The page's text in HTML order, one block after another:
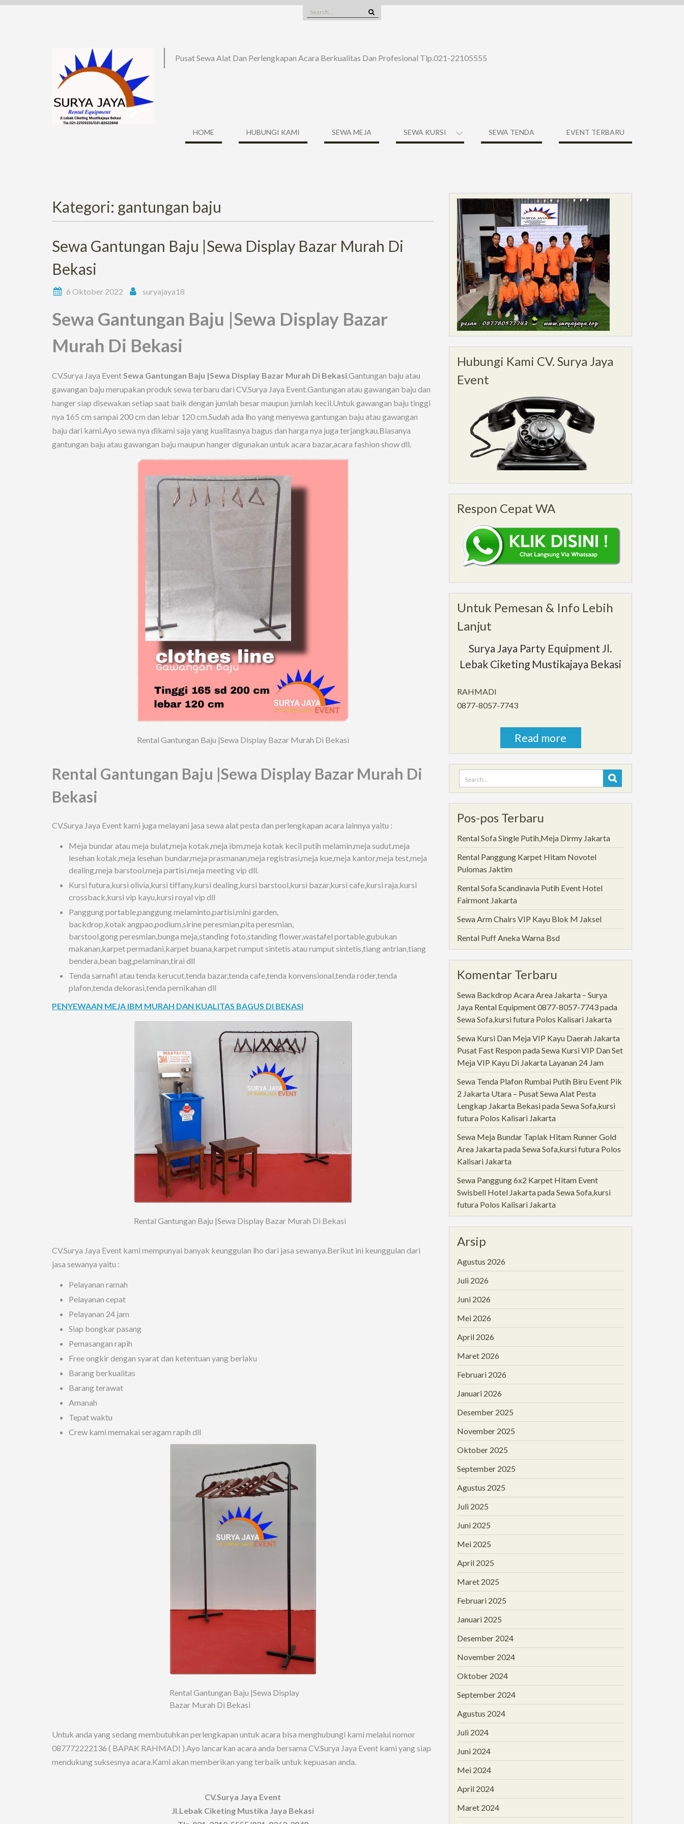
Skip
Search
for:
Pusat Sewa Alat Dan Perlengkapan Acara Berkualitas Dan Profesional Tlp.021-22105555
HOME HUBUNGI KAMI SEWA MEJA SEWA KURSI SEWA TENDA EVENT TERBARU
Kategori: gantungan baju
Sewa Gantungan Baju |Sewa Display Bazar Murah Di
Bekasi
6 Oktober 2022 suryajaya18
Sewa Gantungan Baju |Sewa Display Bazar
Murah Di Bekasi
CV.Surya Jaya EventSewa Gantungan Baju |Sewa Display Bazar Murah Di Bekasi.Gantungan baju atau
gawangan baju merupakan produk sewa terbaru dari CV.Surya Jaya Event.Gantungan atau gawangan baju dan
hanger siap disewakan setiap saat baik dengan jumlah besar maupun jumlah kecil.Untuk gawangan baju tinggi
nya 165 cm sampai 200 cm dan lebar 120 cm.Sudah ada lho yang menyewa gantungan baju atau gawangan
baju dari kami.Ayo sewa nya dikami saja yang kualitasnya bagus dan harga nya juga terjangkau.Biasanya
gantungan baju atau gawangan baju maupun hanger digunakan untuk acara bazar,acara fashion show dll.
Rental Gantungan Baju |Sewa Display Bazar Murah Di Bekasi
Rental Gantungan Baju |Sewa Display Bazar Murah Di
Bekasi
CV.Surya Jaya Event kami juga melayani jasa sewa alat pesta dan perlengkapan acara lainnya yaitu :
Meja bundar atau meja bulat,meja kotak,meja ibm,meja kotak kecil putih melamin,meja sudut,meja
lesehan kotak,meja lesehan bundar,meja prasmanan,meja registrasi,meja kue,meja kantor,meja test,meja
dealing,meja barstool,meja partisi,meja meeting vip dll.
Kursi futura,kursi olivia,kursi tiffany,kursi dealing,kursi barstool,kursi bazar,kursi cafe,kursi raja,kursi
crossback,kursi vip kayu,kursi royal vip dll
Panggung portable,panggung melaminto,partisi,mini garden,
backdrop,kotak angpao,podium,sirine peresmian,pita peresmian,
barstool,gong peresmian,bunga meja,standing foto,standing flower,wastafel portable,gubukan
makanan,karpet permadani,karpet buana,karpet rumput sintetis atau rumput sintetis,tiang antrian,tiang
bendera,bean bag,pelaminan,tirai dll
Tenda sarnafil atau tenda kerucut,tenda bazar,tenda cafe,tenda konvensional,tenda roder,tenda
plafon,tenda dekorasi,tenda pernikahan dll
PENYEWAAN MEJA IBM MURAH DAN KUALITAS BAGUS DI BEKASI
Rental Gantungan Baju |Sewa Display Bazar Murah Di Bekasi
CV.Surya Jaya Event kami mempunyai banyak keunggulan lho dari jasa sewanya.Berikut ini keunggulan dari
jasa sewanya yaitu :
Pelayanan ramah
Pelayanan cepat
Pelayanan 24 jam
Siap bongkar pasang
Pemasangan rapih
Free ongkir dengan syarat dan ketentuan yang berlaku
Barang berkualitas
Barang terawat
Amanah
Tepat waktu
Crew kami memakai seragam rapih dll
Rental Gantungan Baju |Sewa Display
Bazar Murah Di Bekasi
Untuk anda yang sedang membutuhkan perlengkapan untuk acara bisa menghubungi kami melalui nomor
087772222136 ( BAPAK RAHMADI ).Ayo lancarkan acara anda bersama CV.Surya Jaya Event kami yang siap
mendukung suksesnya acara.Kami akan memberikan yang terbaik untuk kepuasan anda.
CV.Surya Jaya Event
Jl.Lebak Ciketing Mustika Jaya Bekasi
Hubungi Kami CV. Surya Jaya
Event
Respon Cepat WA
Untuk Pemesan & Info Lebih
Lanjut
Surya Jaya Party Equipment Jl.
Lebak Ciketing Mustikajaya Bekasi
RAHMADI
0877-8057-7743
Read more
Search
for:
Pos-pos Terbaru
Rental Sofa Single Putih,Meja Dirmy Jakarta
Rental Panggung Karpet Hitam Novotel
Pulomas Jaktim
Rental Sofa Scandinavia Putih Event Hotel
Fairmont Jakarta
Sewa Arm Chairs VIP Kayu Blok M Jaksel
Rental Puff Aneka Warna Bsd
Komentar Terbaru
Sewa Backdrop Acara Area Jakarta – Surya
Jaya Rental Equipment 0877-8057-7743pada
Sewa Sofa,kursi futura Polos Kalisari Jakarta
Sewa Kursi Dan Meja VIP Kayu Daerah Jakarta
Pusat Fast ResponpadaSewa Kursi VIP Dan Set
Meja VIP Kayu Di Jakarta Layanan 24 Jam
Sewa Tenda Plafon Rumbai Putih Biru Event Pik
2 Jakarta Utara – Pusat Sewa Alat Pesta
Lengkap Jakarta BekasipadaSewa Sofa,kursi
futura Polos Kalisari Jakarta
Sewa Meja Bundar Taplak Hitam Runner Gold
Area JakartapadaSewa Sofa,kursi futura Polos
Kalisari Jakarta
Sewa Panggung 6x2 Karpet Hitam Event
Swisbell Hotel JakartapadaSewa Sofa,kursi
futura Polos Kalisari Jakarta
Arsip
Agustus 2026
Juli 2026
Juni 2026
Mei 2026
April 2026
Maret 2026
Februari 2026
Januari 2026
Desember 2025
November 2025
Oktober 2025
September 2025
Agustus 2025
Juli 2025
Juni 2025
Mei 2025
April 2025
Maret 2025
Februari 2025
Januari 2025
Desember 2024
November 2024
Oktober 2024
September 2024
Agustus 2024
Juli 2024
Juni 2024
Mei 2024
April 2024
Maret 2024